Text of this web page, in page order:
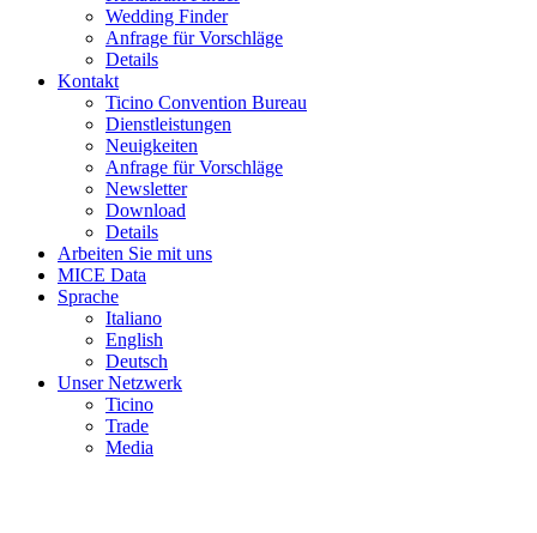
Wedding Finder
Anfrage für Vorschläge
Details
Kontakt
Ticino Convention Bureau
Dienstleistungen
Neuigkeiten
Anfrage für Vorschläge
Newsletter
Download
Details
Arbeiten Sie mit uns
MICE Data
Sprache
Italiano
English
Deutsch
Unser Netzwerk
Ticino
Trade
Media